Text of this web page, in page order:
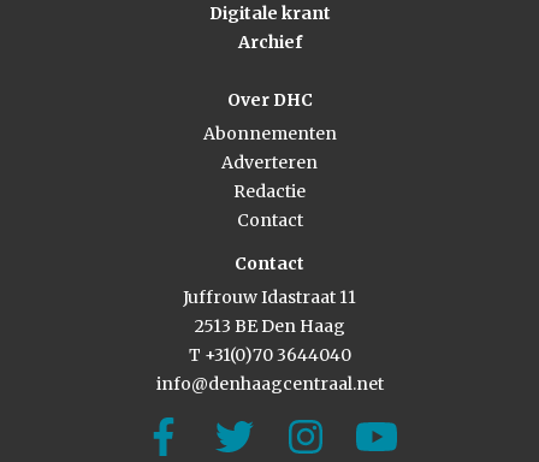
Digitale krant
Archief
Over DHC
Abonnementen
Adverteren
Redactie
Contact
Contact
Juffrouw Idastraat 11
2513 BE Den Haag
T +31(0)70 3644040
info@denhaagcentraal.net